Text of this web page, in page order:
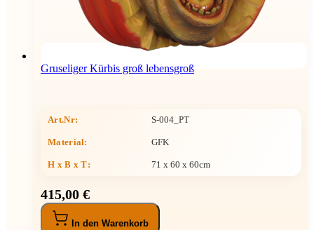
Gruseliger Kürbis groß lebensgroß
Art.Nr: S-004_PT
Material: GFK
H x B x T: 71 x 60 x 60cm
415,00 €
In den Warenkorb